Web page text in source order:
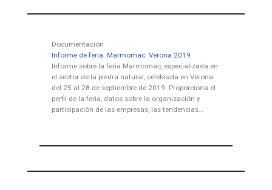
Documentación
Informe de feria. Marmomac. Verona 2019
Informe sobre la feria Marmomac, especializada en
el sector de la piedra natural, celebrada en Verona
del 25 al 28 de septiembre de 2019. Proporciona el
perfil de la feria, datos sobre la organización y
participación de las empresas, las tendencias…